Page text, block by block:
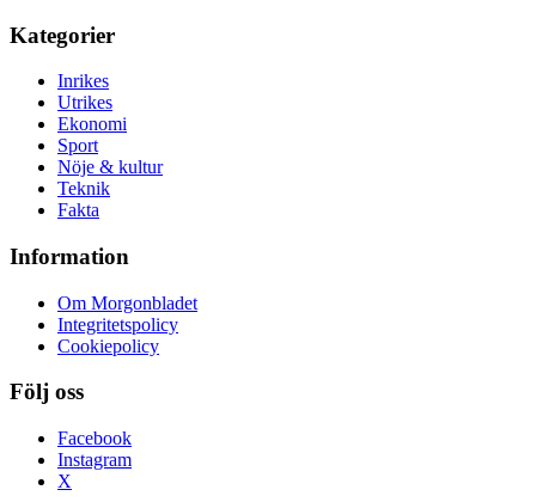
Kategorier
Inrikes
Utrikes
Ekonomi
Sport
Nöje & kultur
Teknik
Fakta
Information
Om Morgonbladet
Integritetspolicy
Cookiepolicy
Följ oss
Facebook
Instagram
X